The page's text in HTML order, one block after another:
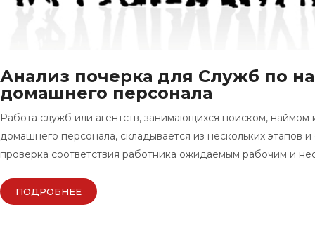
Анализ почерка для Служб по
домашнего персонала
Работа служб или агентств, занимающихся поиском, наймом
домашнего персонала, складывается из нескольких этапов
проверка соответствия работника ожидаемым рабочим и
ПОДРОБНЕЕ